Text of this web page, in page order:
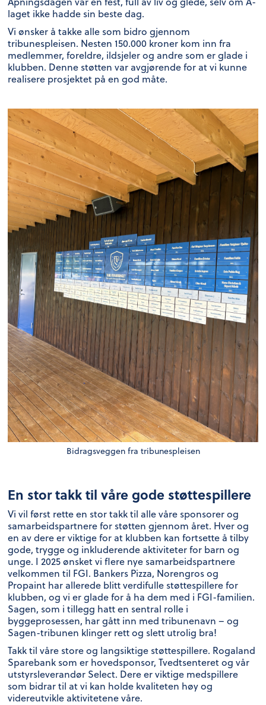
laget ikke hadde sin beste dag.
Vi ønsker å takke alle som bidro gjennom
tribunespleisen. Nesten 150.000 kroner kom inn fra
medlemmer, foreldre, ildsjeler og andre som er glade i
klubben. Denne støtten var avgjørende for at vi kunne
realisere prosjektet på en god måte.
Bidragsveggen fra tribunespleisen
En stor takk til våre gode støttespillere
Vi vil først rette en stor takk til alle våre sponsorer og
samarbeidspartnere for støtten gjennom året. Hver og
en av dere er viktige for at klubben kan fortsette å tilby
gode, trygge og inkluderende aktiviteter for barn og
unge. I 2025 ønsket vi flere nye samarbeidspartnere
velkommen til FGI. Bankers Pizza, Norengros og
Propaint har allerede blitt verdifulle støttespillere for
klubben, og vi er glade for å ha dem med i FGI-familien.
Sagen, som i tillegg hatt en sentral rolle i
byggeprosessen, har gått inn med tribunenavn – og
Sagen-tribunen klinger rett og slett utrolig bra!
Takk til våre store og langsiktige støttespillere. Rogaland
Sparebank som er hovedsponsor, Tvedtsenteret og vår
utstyrsleverandør Select. Dere er viktige medspillere
som bidrar til at vi kan holde kvaliteten høy og
videreutvikle aktivitetene våre.